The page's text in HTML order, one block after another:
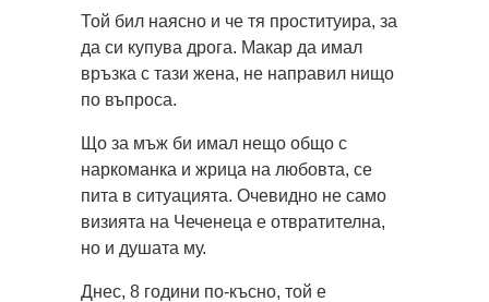
Той бил наясно и че тя проституира, за
да си купува дрога. Макар да имал
връзка с тази жена, не направил нищо
по въпроса.
Що за мъж би имал нещо общо с
наркоманка и жрица на любовта, се
пита в ситуацията. Очевидно не само
визията на Чеченеца е отвратителна,
но и душата му.
Днес, 8 години по-късно, той е